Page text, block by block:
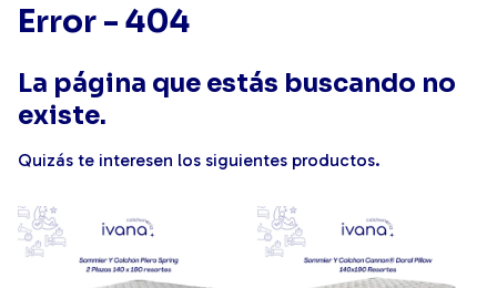
Error - 404
La página que estás buscando no
existe.
Quizás te interesen los siguientes productos.